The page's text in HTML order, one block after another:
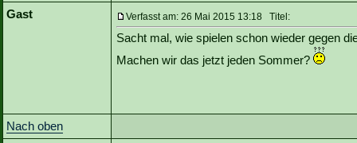
Gast
Verfasst am: 26 Mai 2015 13:18 Titel:
Sacht mal, wie spielen schon wieder gegen
Machen wir das jetzt jeden Sommer?
Nach oben